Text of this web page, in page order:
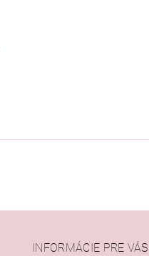
INFORMÁCIE PRE VÁS